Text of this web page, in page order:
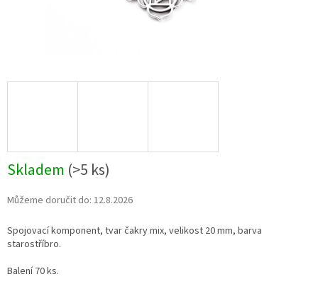
Skladem (>5 ks)
Můžeme doručit do: 12.8.2026
Spojovací komponent, tvar čakry mix, velikost 20 mm, barva
starostříbro.
Balení 70 ks.